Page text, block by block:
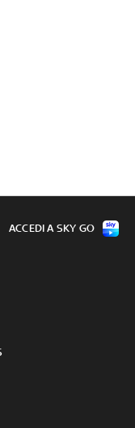
ACCEDI A SKY GO